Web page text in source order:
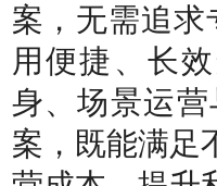
案，无需追求
用便捷、长
身、场景运
案，既能满足